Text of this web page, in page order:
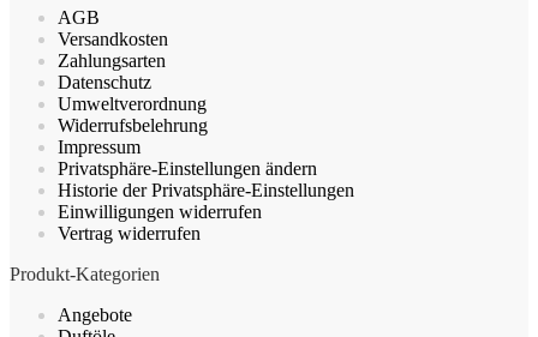
AGB
Versandkosten
Zahlungsarten
Datenschutz
Umweltverordnung
Widerrufsbelehrung
Impressum
Privatsphäre-Einstellungen ändern
Historie der Privatsphäre-Einstellungen
Einwilligungen widerrufen
Vertrag widerrufen
Produkt-Kategorien
Angebote